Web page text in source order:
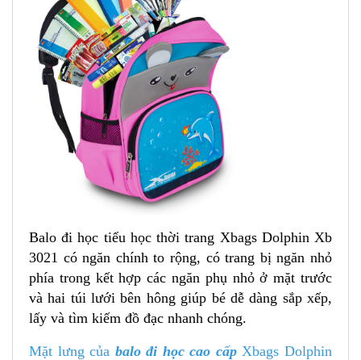
Balo đi học tiểu học thời trang Xbags Dolphin Xb
3021 có ngăn chính to rộng, có trang bị ngăn nhỏ
phía trong kết hợp các ngăn phụ nhỏ ở mặt trước
và hai túi lưới bên hông giúp bé dễ dàng sắp xếp,
lấy và tìm kiếm đồ đạc nhanh chóng.
Mặt lưng của balo đi học cao cấp Xbags Dolphin